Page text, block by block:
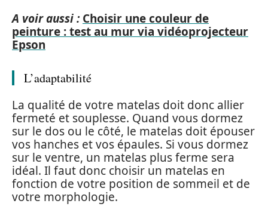
A voir aussi : Choisir une couleur de
peinture : test au mur via vidéoprojecteur
Epson
L’adaptabilité
La qualité de votre matelas doit donc allier
fermeté et souplesse. Quand vous dormez
sur le dos ou le côté, le matelas doit épouser
vos hanches et vos épaules. Si vous dormez
sur le ventre, un matelas plus ferme sera
idéal. Il faut donc choisir un matelas en
fonction de votre position de sommeil et de
votre morphologie.